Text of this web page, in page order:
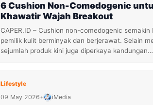
6 Cushion Non-Comedogenic
Khawatir Wajah Breakout
CAPER.ID – Cushion non-comedogenic
pemilik kulit berminyak dan berjerawat. Selain
sejumlah produk kini juga diperkaya kandungan…
Lifestyle
09 May 2026• iMedia